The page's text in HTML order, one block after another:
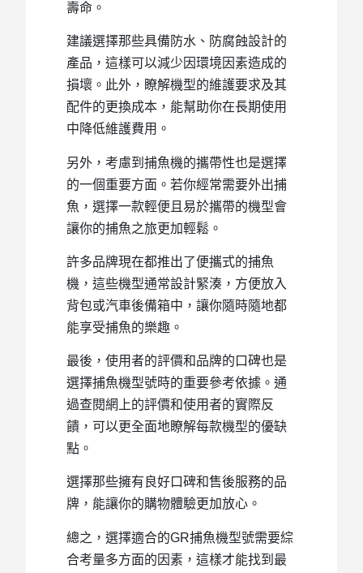
壽命。
建議選擇那些具備防水、防腐蝕設計的
產品，這樣可以減少因環境因素造成的
損壞。此外，瞭解機型的維護要求及其
配件的更換成本，能幫助你在長期使用
中降低維護費用。
另外，考慮到捕魚機的攜帶性也是選擇
的一個重要方面。若你經常需要外出捕
魚，選擇一款輕便且易於攜帶的機型會
讓你的捕魚之旅更加輕鬆。
許多品牌現在都推出了便攜式的捕魚
機，這些機型通常設計緊湊，方便放入
背包或汽車後備箱中，讓你隨時隨地都
能享受捕魚的樂趣。
最後，使用者的評價和品牌的口碑也是
選擇捕魚機型號時的重要參考依據。通
過查閱網上的評價和使用者的實際反
饋，可以更全面地瞭解每款機型的優缺
點。
選擇那些擁有良好口碑和售後服務的品
牌，能讓你的購物體驗更加放心。
總之，選擇適合的GR捕魚機型號需要綜
合考量多方面的因素，這樣才能找到最